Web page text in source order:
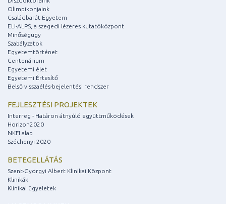
Olimpikonjaink
Családbarát Egyetem
ELI-ALPS, a szegedi lézeres kutatóközpont
Minőségügy
Szabályzatok
Egyetemtörténet
Centenárium
Egyetemi élet
Egyetemi Értesítő
Belső visszaélés-bejelentési rendszer
FEJLESZTÉSI PROJEKTEK
Interreg - Határon átnyúló együttműködések
Horizon2020
NKFI alap
Széchenyi 2020
BETEGELLÁTÁS
Szent-Györgyi Albert Klinikai Központ
Klinikák
Klinikai ügyeletek